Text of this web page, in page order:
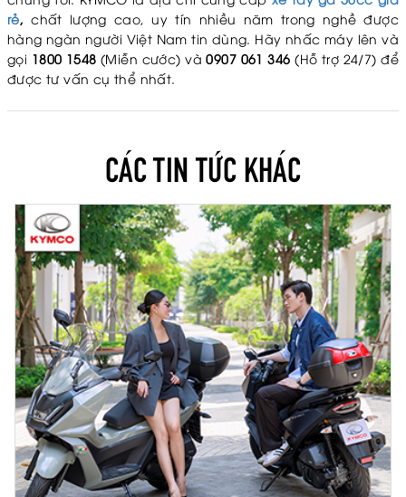
rẻ,chất lượng cao, uy tín nhiều năm trong nghề được
hàng ngàn người Việt Nam tin dùng. Hãy nhấc máy lên và
gọi 1800 1548 (Miễn cước) và0907 061 346 (Hỗ trợ 24/7) để
được tư vấn cụ thể nhất.
CÁC TIN TỨC KHÁC